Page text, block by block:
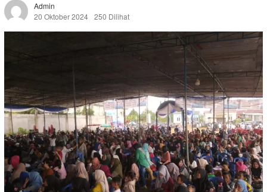
Admin
20 Oktober 2024 250 Dilihat